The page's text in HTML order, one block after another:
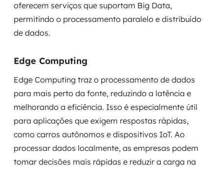
oferecem serviços que suportam Big Data,
permitindo o processamento paralelo e distribuído
de dados.
Edge Computing
Edge Computing traz o processamento de dados
para mais perto da fonte, reduzindo a latência e
melhorando a eficiência. Isso é especialmente útil
para aplicações que exigem respostas rápidas,
como carros autônomos e dispositivos IoT. Ao
processar dados localmente, as empresas podem
tomar decisões mais rápidas e reduzir a carga na